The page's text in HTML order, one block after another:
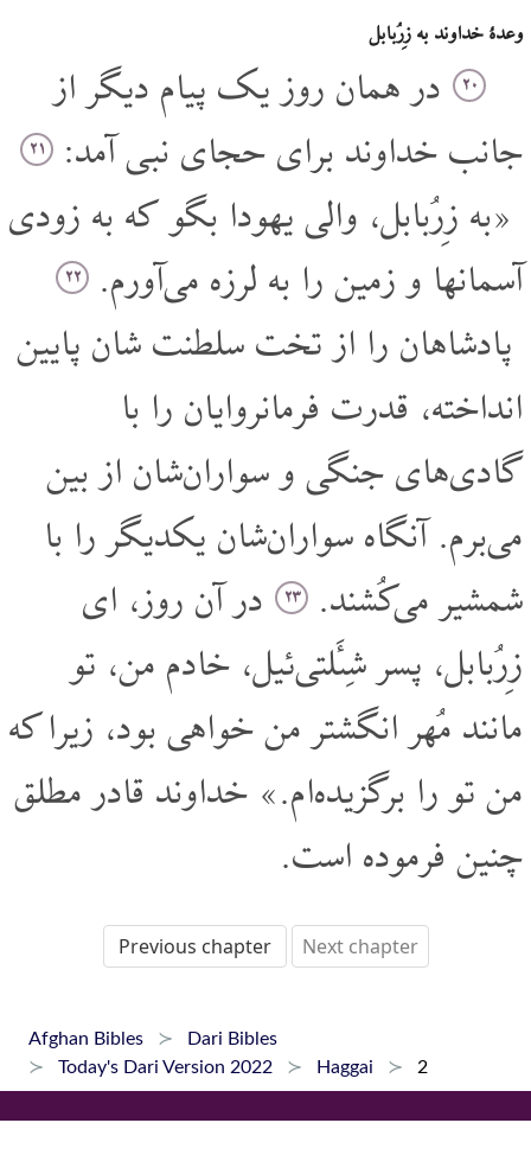
وعدۀ خداوند به زِرُبابل
۲۰ در همان روز یک پیام دیگر از
جانب خداوند برای حجای نبی آمد:
۲۱
«به زِرُبابل، والی یهودا بگو که به زودی
آسمانها و زمین را به لرزه می‌آورم.
۲۲
پادشاهان را از تخت سلطنت شان پایین
انداخته، قدرت فرمانروایان را با
گادی‌های جنگی و سواران‌شان از بین
می‌برم. آنگاه سواران‌شان یکدیگر را با
شمشیر می‌کُشند.
۲۳ در آن روز، ای
زِرُبابل، پسر شِئَلتی‌ئیل، خادم من، تو
مانند مُهر انگشتر من خواهی بود، زیرا که
من تو را برگزیده‌ام.» خداوند قادر مطلق
چنین فرموده است.
Previous chapter Next chapter
Afghan Bibles
Dari Bibles
Today's Dari Version 2022
Haggai 2